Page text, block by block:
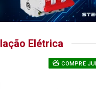
Elétrica
COMPRE